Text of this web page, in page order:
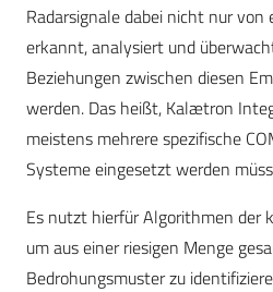
Radarsignale dabei nicht nur
erkannt, analysiert und
Beziehungen zwischen diesen
werden. Das heißt, Kalætron
meistens mehrere spezifische
Systeme eingesetzt werden
Es nutzt hierfür Algorithmen der
um aus einer riesigen Menge
Bedrohungsmuster zu